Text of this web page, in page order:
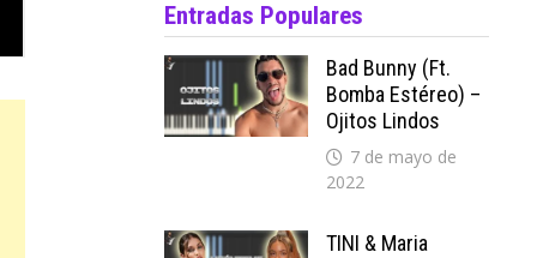
Entradas Populares
Bad Bunny (ft.
Bomba Estéreo) –
Ojitos Lindos
7 de mayo de
2022
TINI & Maria